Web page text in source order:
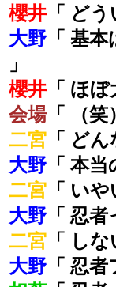
櫻井 「 ど
大野 「 基
」
櫻井 「 ほ
会場「 （笑
二宮 「 ど
大野 「 本
二宮 「 いや
大野 「 忍
二宮 「 し
大野 「 忍